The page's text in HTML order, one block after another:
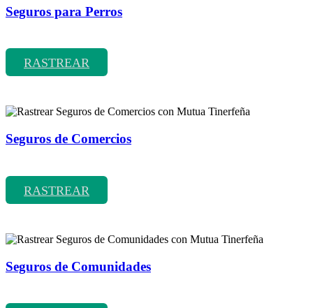
Seguros para Perros
RASTREAR
Seguros de Comercios
RASTREAR
Seguros de Comunidades